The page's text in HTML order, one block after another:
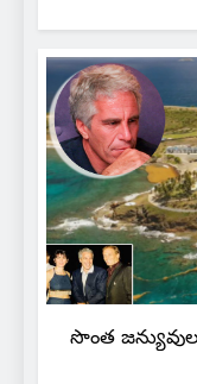
సొంత